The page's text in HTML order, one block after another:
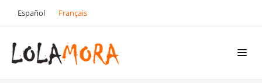
Español Français